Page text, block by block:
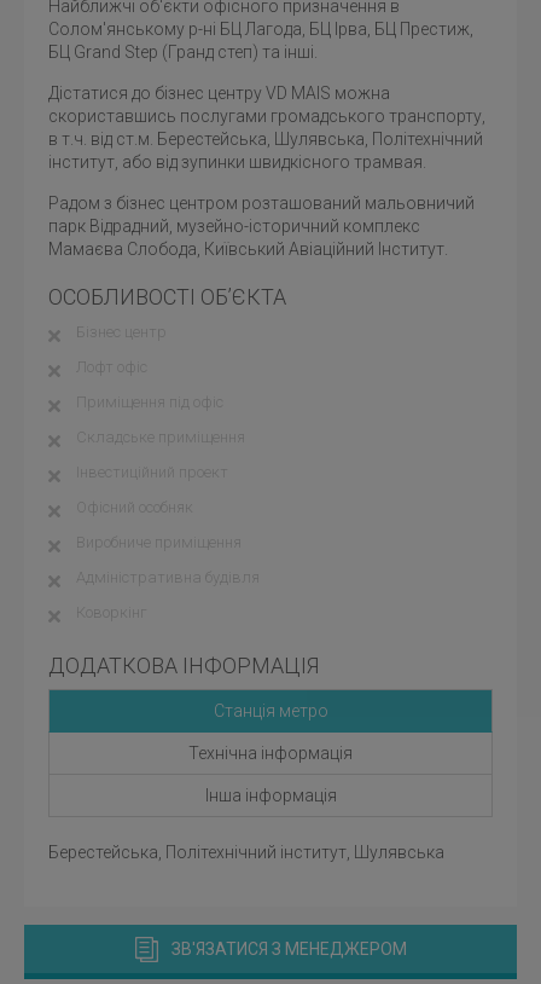
Найближчі об'єкти офісного призначення в
Солом'янському р-ні БЦ Лагода, БЦ Ірва, БЦ Престиж,
БЦ Grand Step (Гранд степ) та інші.
Дістатися до бізнес центру VD MAIS можна
скориставшись послугами громадського транспорту,
в т.ч. від ст.м. Берестейська, Шулявська, Політехнічний
інститут, або від зупинки швидкісного трамвая.
Радом з бізнес центром розташований мальовничий
парк Відрадний, музейно-історичний комплекс
Мамаєва Слобода, Київський Авіаційний Інститут.
ОСОБЛИВОСТІ ОБ’ЄКТА
Бізнес центр
Лофт офіс
Приміщення під офіс
Складське приміщення
Інвестиційний проект
Офісний особняк
Виробниче приміщення
Адміністративна будівля
Коворкінг
ДОДАТКОВА ІНФОРМАЦІЯ
Станція метро
Технічна інформація
Інша інформація
Берестейська, Політехнічний інститут, Шулявська
ЗВ'ЯЗАТИСЯ З МЕНЕДЖЕРОМ